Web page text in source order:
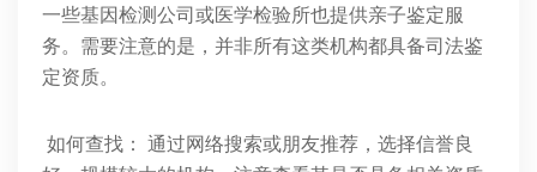
一些基因检测公司或医学检验所也提供亲子鉴定服
务。需要注意的是，并非所有这类机构都具备司法鉴
定资质。
如何查找： 通过网络搜索或朋友推荐，选择信誉良